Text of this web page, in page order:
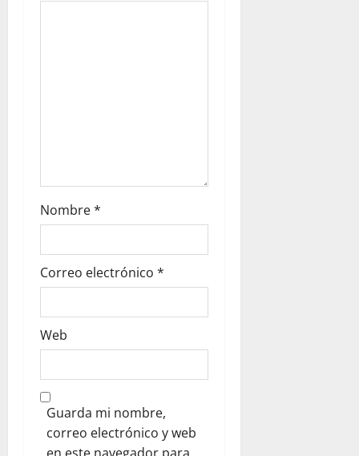
Nombre*
Correo electrónico *
Web
Guarda mi nombre,
correo electrónico y web
en este navegador para